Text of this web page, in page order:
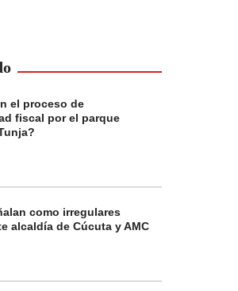
el proceso de
fiscal por el parque
como irregulares
alcaldía de Cúcuta y AMC